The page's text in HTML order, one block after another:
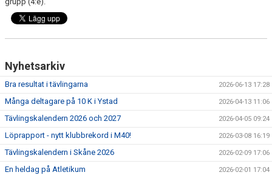
Nyhetsarkiv
Bra resultat i tävlingarna 2026-06-13 17:28
Många deltagare på 10 K i Ystad 2026-04-13 11:06
Tävlingskalendern 2026 och 2027 2026-04-05 09:24
Löprapport - nytt klubbrekord i M40! 2026-03-08 16:19
Tävlingskalendern i Skåne 2026 2026-02-09 17:06
En heldag på Atletikum 2026-02-01 17:04